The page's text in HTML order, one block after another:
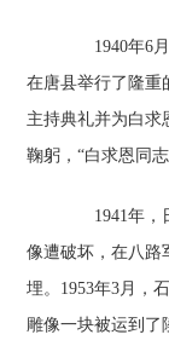
1940年6月
在唐县举行了隆重
主持典礼并为白求
鞠躬，“白求恩同
1941年，日
像遭破坏，在八路
埋。1953年3月，
雕像一块被运到了